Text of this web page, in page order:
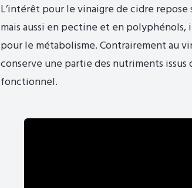
L’intérêt pour le vinaigre de cidre
mais aussi en pectine et en
pour le métabolisme. Contrairement au
conserve une partie des nutriments
fonctionnel.